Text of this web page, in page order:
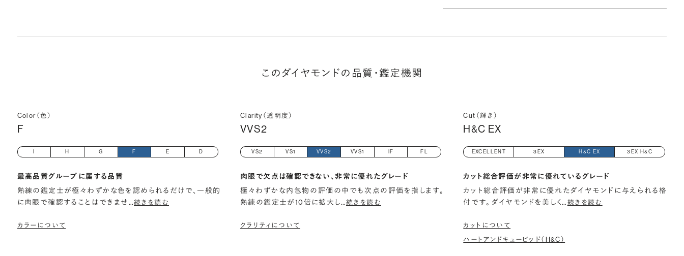
このダイヤモンドの品質・鑑定機関
Color（色）
F
H G F E D
最高品質グループに属する品質
熟練の鑑定士が極々わずかな色を認められるだけで、一般的
に肉眼で確認することはできませ…続きを読む
カラーについて
Clarity（透明度）
VVS2
VS2 VS1 VVS2 VVS1 IF FL
肉眼で欠点は確認できない、非常に優れたグレード
極々わずかな内包物の評価の中でも次点の評価を指します。
熟練の鑑定士が10倍に拡大し…続きを読む
クラリティについて
Cut（輝き）
H&C EX
EXCELLENT 3EX H&C EX 3EX H&C
カット総合評価が非常に優れているグレード
カット総合評価が非常に優れたダイヤモンドに与えられる格
付です。 ダイヤモンドを美しく… 続きを読む
カットについて
ハートアンドキューピッド（H&C）